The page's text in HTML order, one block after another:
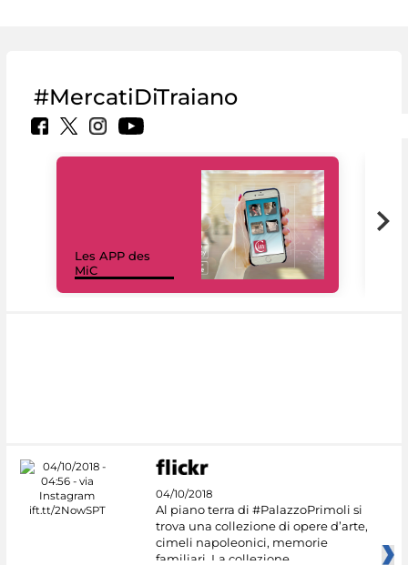
#MercatiDiTraiano
Les APP des
MiC
04/10/2018
Al piano terra di #PalazzoPrimoli si
trova una collezione di opere d’arte,
cimeli napoleonici, memorie
familiari. La collezione